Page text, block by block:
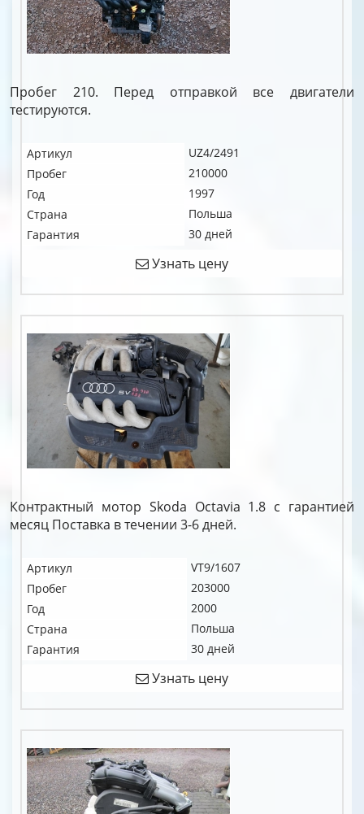
Пробег 210. Перед отправкой все двигатели
тестируются.
Артикул
UZ4/2491
Пробег
210000
Год
1997
Страна
Польша
Гарантия
30 дней
Узнать цену
Контрактный мотор Skoda Octavia 1.8 c гарантией
месяц Поставка в течении 3-6 дней.
Артикул
VT9/1607
Пробег
203000
Год
2000
Страна
Польша
Гарантия
30 дней
Узнать цену